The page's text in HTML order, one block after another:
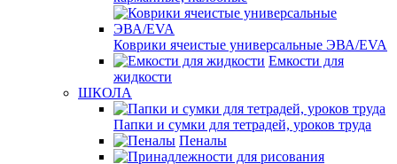
Коврики ячеистые универсальные ЭВА/EVA
Емкости для
жидкости
ШКОЛА
Папки и сумки для тетрадей, уроков труда
Пеналы